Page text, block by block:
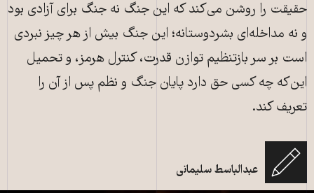
حقیقت را روشن می‌کند که این جنگ نه جنگ برای آزادی بود
و نه مداخله‌ای بشردوستانه؛ این جنگ بیش از هر چیز نبردی
است بر سر بازتنظیم توازن قدرت، کنترل هرمز، و تحمیل
این‌که چه کسی حق دارد پایان جنگ و نظم پس از آن را
تعریف کند.
عبدالباسط سلیمانی
متعدد در این منطقه غیرقابل استفاده شدند. عکس: Hassan Ghaedi/AFP